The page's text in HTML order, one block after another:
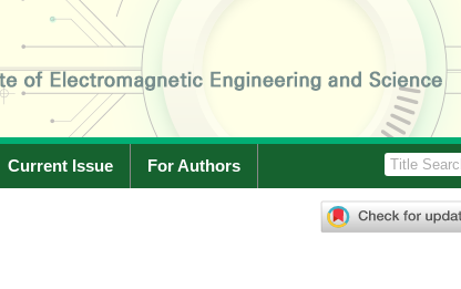
Current Issue For Authors